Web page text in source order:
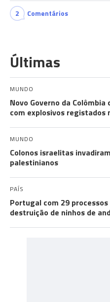
2 Comentários
Últimas
MUNDO
Novo Governo da
com explosivos registados
MUNDO
Colonos israelitas
palestinianos
PAÍS
Portugal com 29
destruição de ninhos de